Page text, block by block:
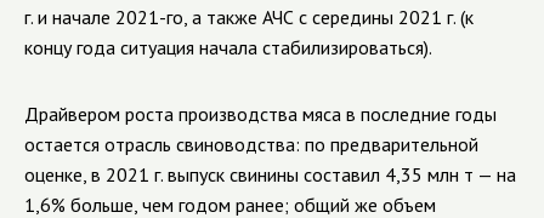
г. и начале 2021-го, а также АЧС с середины 2021 г. (к
концу года ситуация начала стабилизироваться).
Драйвером роста производства мяса в последние годы
остается отрасль свиноводства: по предварительной
оценке, в 2021 г. выпуск свинины составил 4,35 млн т — на
1,6% больше, чем годом ранее; общий же объем